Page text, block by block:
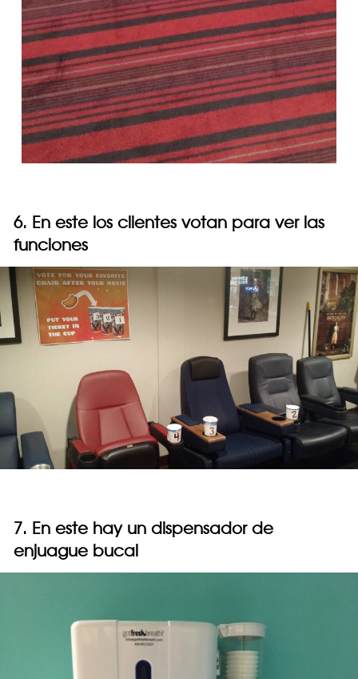
6. En este los clientes votan para ver las
funciones
7. En este hay un dispensador de
enjuague bucal